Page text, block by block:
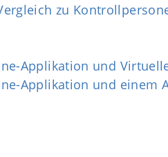
zu
Applikation und
Applikation und einem